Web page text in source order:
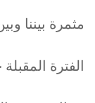
مثمرة بيننا
الفترة